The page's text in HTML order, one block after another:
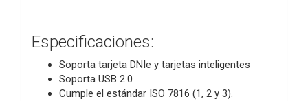
Especificaciones:
Soporta tarjeta DNIe y tarjetas inteligentes
Soporta USB 2.0
Cumple el estándar ISO 7816 (1, 2 y 3).